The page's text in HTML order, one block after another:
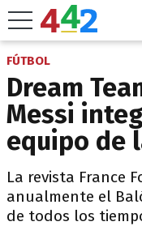
FÚTBOL
Dream
Messi
equipo de
La revista France
anualmente el
de todos los